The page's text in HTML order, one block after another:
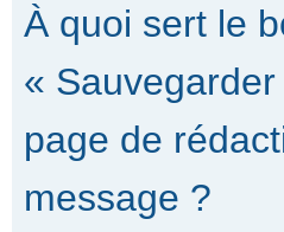
À quoi sert le
«
page de
message ?